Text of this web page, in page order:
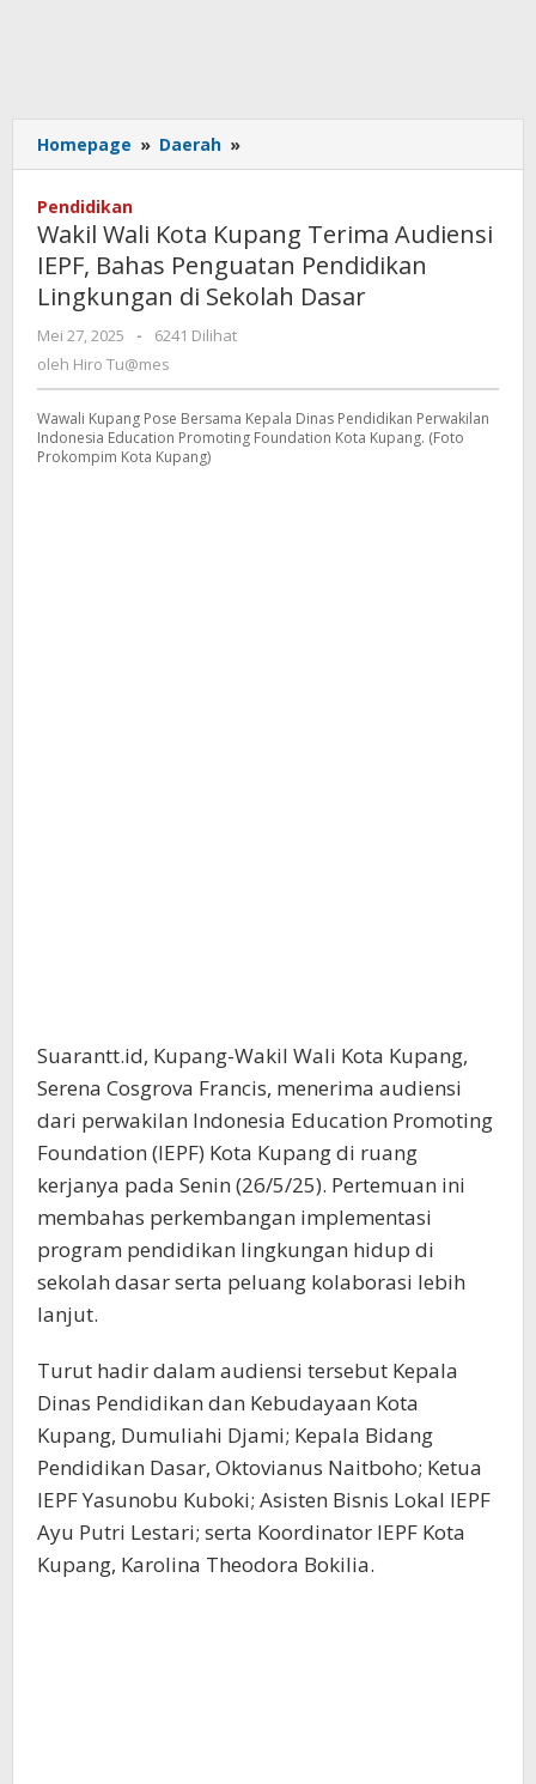
Homepage » Daerah »
Wali
Terima
Audiensi
IEPF,
Lingkungan
di
Sekolah
Pendidikan
Wakil Wali Kota Kupang Terima Audiensi
IEPF, Bahas Penguatan Pendidikan
Lingkungan di Sekolah Dasar
Mei 27, 2025
oleh
Hiro
-
6241 Dilihat
oleh Hiro Tu@mes
Wawali Kupang Pose Bersama Kepala Dinas Pendidikan Perwakilan
Indonesia Education Promoting Foundation Kota Kupang. (Foto
Prokompim Kota Kupang)
Suarantt.id, Kupang-Wakil Wali Kota Kupang,
Serena Cosgrova Francis, menerima audiensi
dari perwakilan Indonesia Education Promoting
Foundation (IEPF) Kota Kupang di ruang
kerjanya pada Senin (26/5/25). Pertemuan ini
membahas perkembangan implementasi
program pendidikan lingkungan hidup di
sekolah dasar serta peluang kolaborasi lebih
lanjut.
Turut hadir dalam audiensi tersebut Kepala
Dinas Pendidikan dan Kebudayaan Kota
Kupang, Dumuliahi Djami; Kepala Bidang
Pendidikan Dasar, Oktovianus Naitboho; Ketua
IEPF Yasunobu Kuboki; Asisten Bisnis Lokal IEPF
Ayu Putri Lestari; serta Koordinator IEPF Kota
Kupang, Karolina Theodora Bokilia.